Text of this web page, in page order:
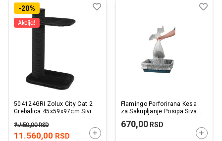
-20%
504124GRI Zolux City Cat 2
Grebalica 45x59x97cm Sivi
11.560,00 RSD
14.450,00RSD
DODAJTE U KORPU
Dodaj
Uporedi
Flamingo Perforirana Kesa
za Sakupljanje Posipa Siva
670,00RSD